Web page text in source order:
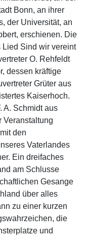
Bonn, an ihrer
der Universität, an
erschienen. Die
Lied Sind wir vereint
O. Rehfeldt
dessen kräftige
Grüter aus
Kaiserhoch.
A. Schmidt aus
Veranstaltung
den
Vaterlandes
Ein dreifaches
am Schlusse
Gesange
über alles
zu einer kurzen
die
und